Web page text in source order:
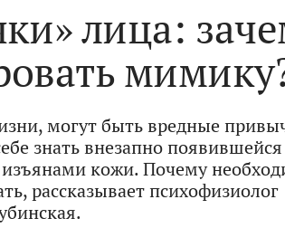
лица:
могут быть вредные
знать внезапно появившейся
кожи. Почему
рассказывает психофизиолог